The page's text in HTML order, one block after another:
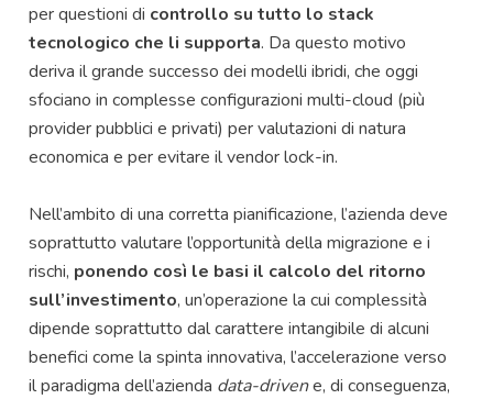
per questioni di controllo su tutto lo stack
tecnologico che li supporta. Da questo motivo
deriva il grande successo dei modelli ibridi, che oggi
sfociano in complesse configurazioni multi-cloud (più
provider pubblici e privati) per valutazioni di natura
economica e per evitare il vendor lock-in.
Nell’ambito di una corretta pianificazione, l’azienda deve
soprattutto valutare l’opportunità della migrazione e i
rischi, ponendo così le basi il calcolo del ritorno
sull’investimento, un’operazione la cui complessità
dipende soprattutto dal carattere intangibile di alcuni
benefici come la spinta innovativa, l’accelerazione verso
il paradigma dell’azienda data-drivene, di conseguenza,